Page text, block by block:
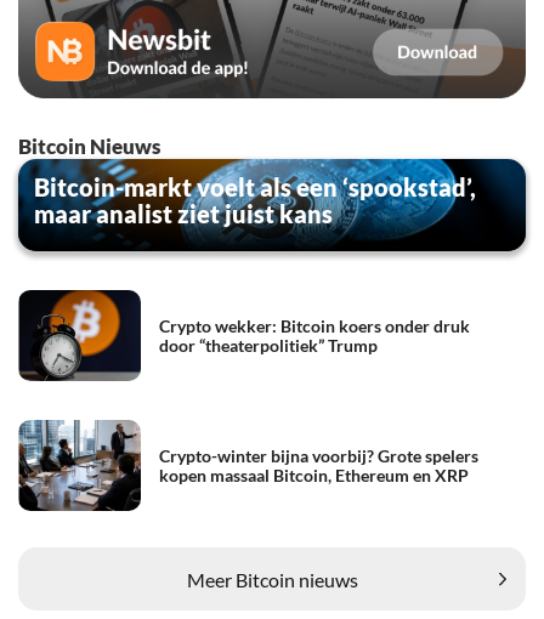
Bitcoin Nieuws
Bitcoin-markt voelt als een ‘spookstad’,
maar analist ziet juist kans
Crypto wekker: Bitcoin koers onder druk
door “theaterpolitiek” Trump
Crypto-winter bijna voorbij? Grote spelers
kopen massaal Bitcoin, Ethereum en XRP
Meer Bitcoin nieuws